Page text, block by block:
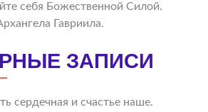
себя Божественной Силой.
Гавриила.
ЗАПИСИ
сердечная и счастье наше.